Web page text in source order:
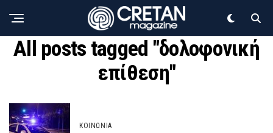
All posts tagged "δολοφονική
επίθεση"
ΚΟΙΝΩΝΙΑ